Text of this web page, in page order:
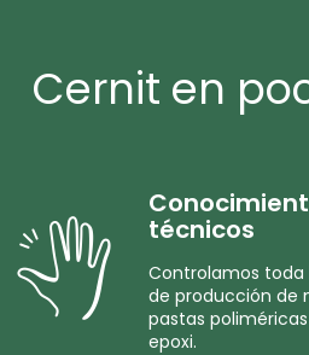
Cernit en
técnicos
Controlamos toda
de producción de
pastas
epoxi.